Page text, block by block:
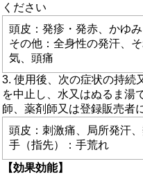
ください
頭皮：発疹・発赤、かゆ
その他：全身性の発汗、
気、頭痛
3. 使用後、次の症状の持続
を中止し、水又はぬるま湯
師、薬剤師又は登録販売者
頭皮：刺激痛、局所発汗
手（指先）：手荒れ
【効果効能】